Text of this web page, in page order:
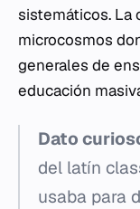
sistemáticos. La
microcosmos
generales de
educación
Dato
del latín
usaba para